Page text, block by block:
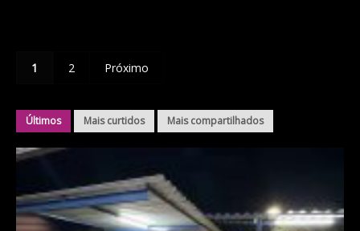
1 2 Próximo
Últimos Mais curtidos Mais compartilhados